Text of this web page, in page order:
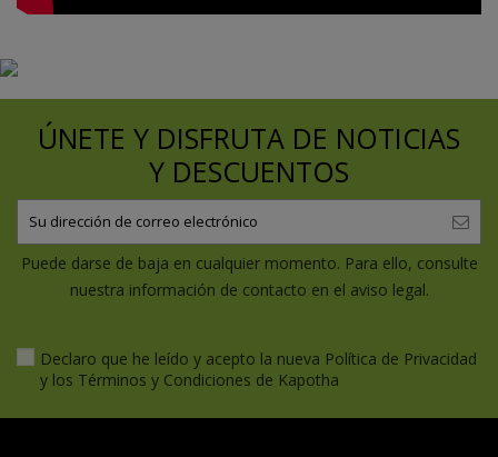
ÚNETE Y DISFRUTA DE NOTICIAS
Y DESCUENTOS
Puede darse de baja en cualquier momento. Para ello, consulte
nuestra información de contacto en el aviso legal.
Declaro que he leído y acepto la nueva Política de Privacidad
y los Términos y Condiciones de Kapotha